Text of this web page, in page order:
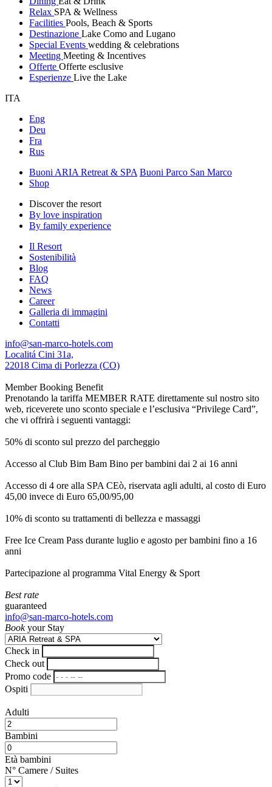
Relax SPA & Wellness
Facilities Pools, Beach & Sports
Destinazione Lake Como and Lugano
Special Events wedding & celebrations
Meeting Meeting & Incentives
Offerte Offerte esclusive
Esperienze Live the Lake
ITA
Eng
Deu
Fra
Rus
Buoni ARIA Retreat & SPA Buoni Parco San Marco
Shop
Discover the resort
By love inspiration
By family experience
Il Resort
Sostenibilità
Blog
FAQ
News
Career
Galleria di immagini
Contatti
info@san-marco-hotels.com
Localitá Cini 31a,
22018 Cima di Porlezza (CO)
Member Booking Benefit
Prenotando la tariffa MEMBER RATE direttamente sul nostro sito
web, riceverete uno sconto speciale e l’esclusiva “Privilege Card”,
che vi offrirà i seguenti vantaggi:
50% di sconto sul prezzo del parcheggio
Accesso al Club Bim Bam Bino per bambini dai 2 ai 16 anni
Accesso di 4 ore alla SPA CEò, riservata agli adulti, al costo di Euro
45,00 invece di Euro 65,00/95,00
10% di sconto su trattamenti di bellezza e massaggi
Free Ice Cream Pass durante luglio e agosto per bambini fino a 16
anni
Partecipazione al programma Vital Energy & Sport
Best rate
guaranteed
info@san-marco-hotels.com
Bookyour Stay
Check in
Check out
Promo code
Ospiti
Adulti
Bambini
Età bambini
N° Camere / Suites